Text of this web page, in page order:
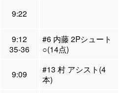
9:22
9:12
35-36
#6 内藤 2Pシュート
○(14点)
9:09
#13 村 アシスト(4
本)